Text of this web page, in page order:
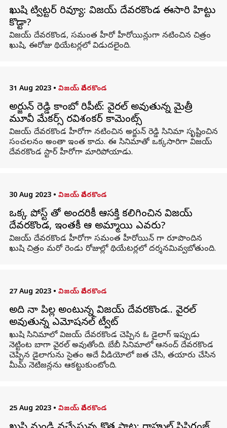
ఖుషి ట్విట్టర్ రివ్యూ: విజయ్ దేవరకొండ ఈసారి హిట్టు
కొట్టాడా?
విజయ్ దేవరకొండ, సమంత హీరో హీరోయిన్లుగా నటించిన చిత్రం
ఖుషి, ఈరోజు థియేటర్లలో విడుదలైంది.
31 Aug 2023 • విజయ్ దేవరకొండ
అర్జున్ రెడ్డి కాంబో రిపీట్: వైరల్ అవుతున్న మైత్రీ
మూవీ మేకర్స్ రవిశంకర్ కామెంట్స్
విజయ్ దేవరకొండ హీరోగా నటించిన అర్జున్ రెడ్డి సినిమా సృష్టించిన
సంచలనం అంతా ఇంత కాదు. ఈ సినిమాతో ఒక్కసారిగా విజయ్
దేవరకొండ స్టార్ హీరోగా మారిపోయాడు.
30 Aug 2023 • విజయ్ దేవరకొండ
ఒక్క పోస్ట్ తో అందరికీ ఆసక్తి కలిగించిన విజయ్
దేవరకొండ, ఇంతకీ ఆ అమ్మాయి ఎవరు?
విజయ్ దేవరకొండ హీరోగా సమంత హీరోయిన్ గా రూపొందిన
ఖుషి చిత్రం మరో రెండు రోజుల్లో థియేటర్లలో దర్శనమివ్వబోతుంది.
27 Aug 2023 • విజయ్ దేవరకొండ
అది నా పిల్ల అంటున్న విజయ్ దేవరకొండ.. వైరల్
అవుతున్న ఎమోషనల్ ట్వీట్
ఖుషి సినిమాలో విజయ్ దేవరకొండ చెప్పిన ఓ డైలాగ్ ఇప్పుడు
నెట్టింట బాగా వైరల్ అవుతోంది. బేబీ సినిమాలో ఆనంద్ దేవరకొండ
చెప్పిన డైలాగును సైతం అదే వీడియోలో జత చేసి, తయారు చేసిన
మీమ్ నెటిజన్లను ఆకట్టుకుంటోంది.
25 Aug 2023 • విజయ్ దేవరకొండ